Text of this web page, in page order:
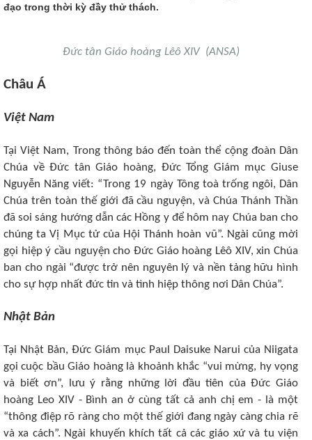
đạo trong thời kỳ đầy thử thách.
Đức tân Giáo hoàng Lêô XIV (ANSA)
Châu Á
Việt Nam
Tại Việt Nam, Trong thông báo đến toàn thể cộng đoàn Dân
Chúa về Đức tân Giáo hoàng, Đức Tổng Giám mục Giuse
Nguyễn Năng viết: “Trong 19 ngày Tông toà trống ngôi, Dân
Chúa trên toàn thế giới đã cầu nguyện, và Chúa Thánh Thần
đã soi sáng hướng dẫn các Hồng y để hôm nay Chúa ban cho
chúng ta Vị Mục tử của Hội Thánh hoàn vũ”. Ngài cũng mời
gọi hiệp ý cầu nguyện cho Đức Giáo hoàng Lêô XIV, xin Chúa
ban cho ngài “được trở nên nguyên lý và nền tảng hữu hình
cho sự hợp nhất đức tin và tình hiệp thông nơi Dân Chúa”.
Nhật Bản
Tại Nhật Bản, Đức Giám mục Paul Daisuke Narui của Niigata
gọi cuộc bầu Giáo hoàng là khoảnh khắc “vui mừng, hy vọng
và biết ơn”, lưu ý rằng những lời đầu tiên của Đức Giáo
hoàng Leo XIV - Bình an ở cùng tất cả anh chị em - là một
“thông điệp rõ ràng cho một thế giới đang ngày càng chia rẽ
và xa cách”. Ngài khuyến khích tất cả các giáo xứ và tu viện